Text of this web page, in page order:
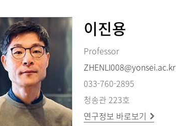
이진용
Professor
ZHENLI008@yonsei.ac.kr
033-760-2895
청송관 223호
연구정보 바로보기